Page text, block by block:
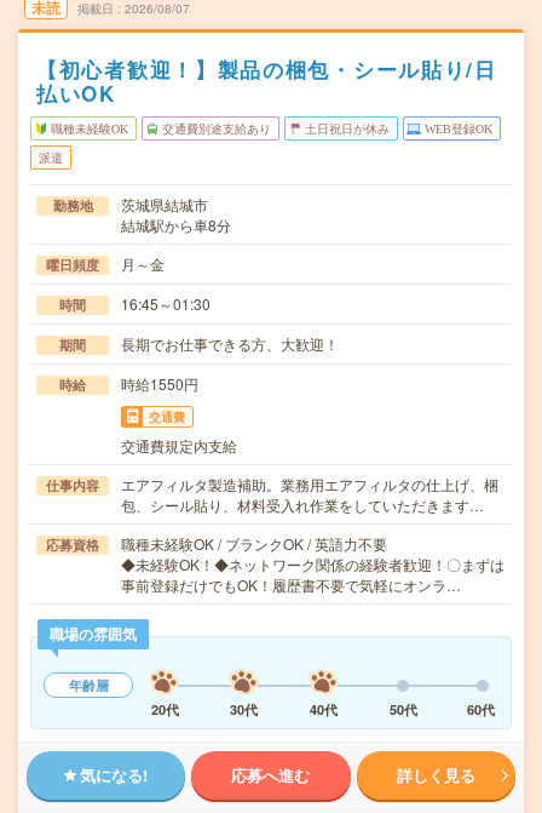
未読 掲載日 2026/08/07
【初心者歓迎！】製品の梱包・シール貼り/日
払いOK
職種未経験OK 交通費別途支給あり 土日祝日が休み WEB登録OK
派遣
勤務地
茨城県結城市
結城駅から車8分
曜日頻度 月～金
時間 16:45～01:30
期間 長期でお仕事できる方、大歓迎！
時給 時給1550円
交通費
交通費規定内支給
仕事内容
エアフィルタ製造補助。業務用エアフィルタの仕上げ、梱
包、シール貼り、材料受入れ作業をしていただきます…
応募資格
職種未経験OK / ブランクOK / 英語力不要
◆未経験OK！◆ネットワーク関係の経験者歓迎！〇まずは
事前登録だけでもOK！履歴書不要で気軽にオンラ…
職場の雰囲気
年齢層
20代
30代 40代 50代 60代
気になる! 応募へ進む 詳しく見る